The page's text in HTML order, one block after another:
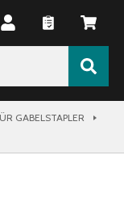
GABELSTAPLER